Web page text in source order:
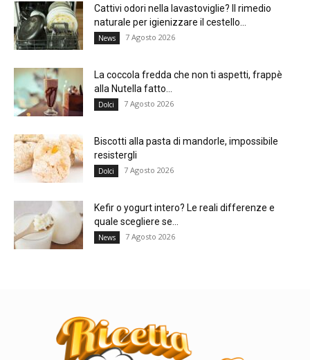
Cattivi odori nella lavastoviglie? Il rimedio
naturale per igienizzare il cestello...
News 7 Agosto 2026
La coccola fredda che non ti aspetti, frappè
alla Nutella fatto...
Dolci 7 Agosto 2026
Biscotti alla pasta di mandorle, impossibile
resistergli
Dolci 7 Agosto 2026
Kefir o yogurt intero? Le reali differenze e
quale scegliere se...
News 7 Agosto 2026